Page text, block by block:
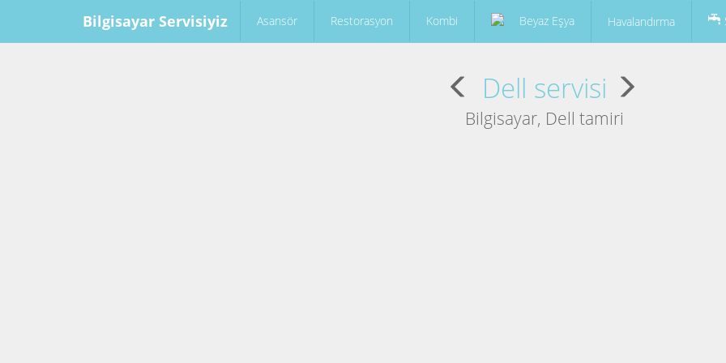
Bilgisayar Servisiyiz Asansör Restorasyon Kombi Beyaz Eşya Havalandırma
Dell servisi
Bilgisayar, Dell tamiri